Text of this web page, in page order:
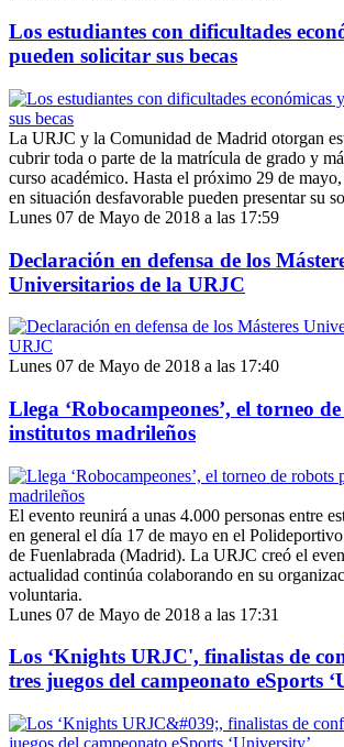
Los estudiantes con dificultades
pueden solicitar sus becas
La URJC y la Comunidad de Madrid otorgan
cubrir toda o parte de la matrícula de grado y
curso académico. Hasta el próximo 29 de mayo,
en situación desfavorable pueden presentar su
Lunes 07 de Mayo de 2018 a las 17:59
Declaración en defensa de los
Universitarios de la URJC
Lunes 07 de Mayo de 2018 a las 17:40
Llega ‘Robocampeones’, el torneo
institutos madrileños
El evento reunirá a unas 4.000 personas entre
en general el día 17 de mayo en el
de Fuenlabrada (Madrid). La URJC creó el
actualidad continúa colaborando en su
voluntaria.
Lunes 07 de Mayo de 2018 a las 17:31
Los ‘Knights URJC', finalistas de
tres juegos del campeonato eSports